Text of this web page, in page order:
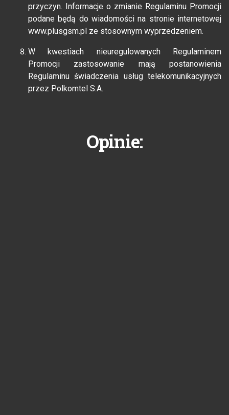
przyczyn. Informacje o zmianie Regulaminu Promocji
podane będą do wiadomości na stronie internetowej
www.plusgsm.pl ze stosownym wyprzedzeniem.
W kwestiach nieuregulowanych Regulaminem
Promocji zastosowanie mają postanowienia
Regulaminu świadczenia usług telekomunikacyjnych
przez Polkomtel S.A.
Opinie: